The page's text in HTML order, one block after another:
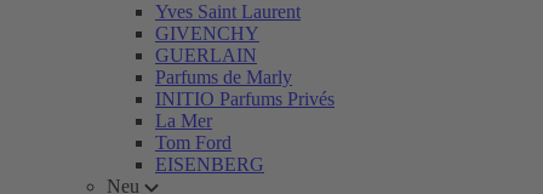
Yves Saint Laurent
GIVENCHY
GUERLAIN
Parfums de Marly
INITIO Parfums Privés
La Mer
Tom Ford
EISENBERG
Neu